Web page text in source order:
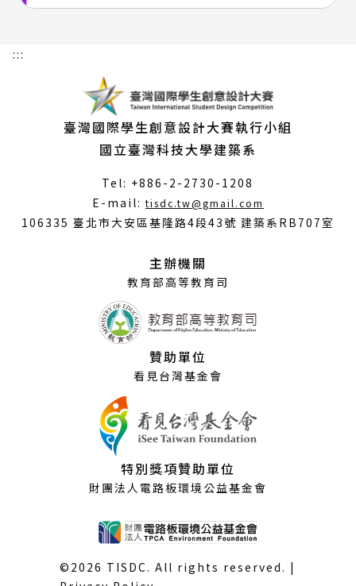
:::
臺灣國際學生創意設計大賽執行小組
國立臺灣科技大學建築系
Tel: +886-2-2730-1208
E-mail:tisdc.tw@gmail.com
開
106335 臺北市大安區基隆路4段43號 建築系RB707室
主辦機關
教育部高等教育司
贊助單位
看見台灣基金會
特別獎項贊助單位
財團法人電路板環境公益基金會
©2026 TISDC. All rights reserved. |